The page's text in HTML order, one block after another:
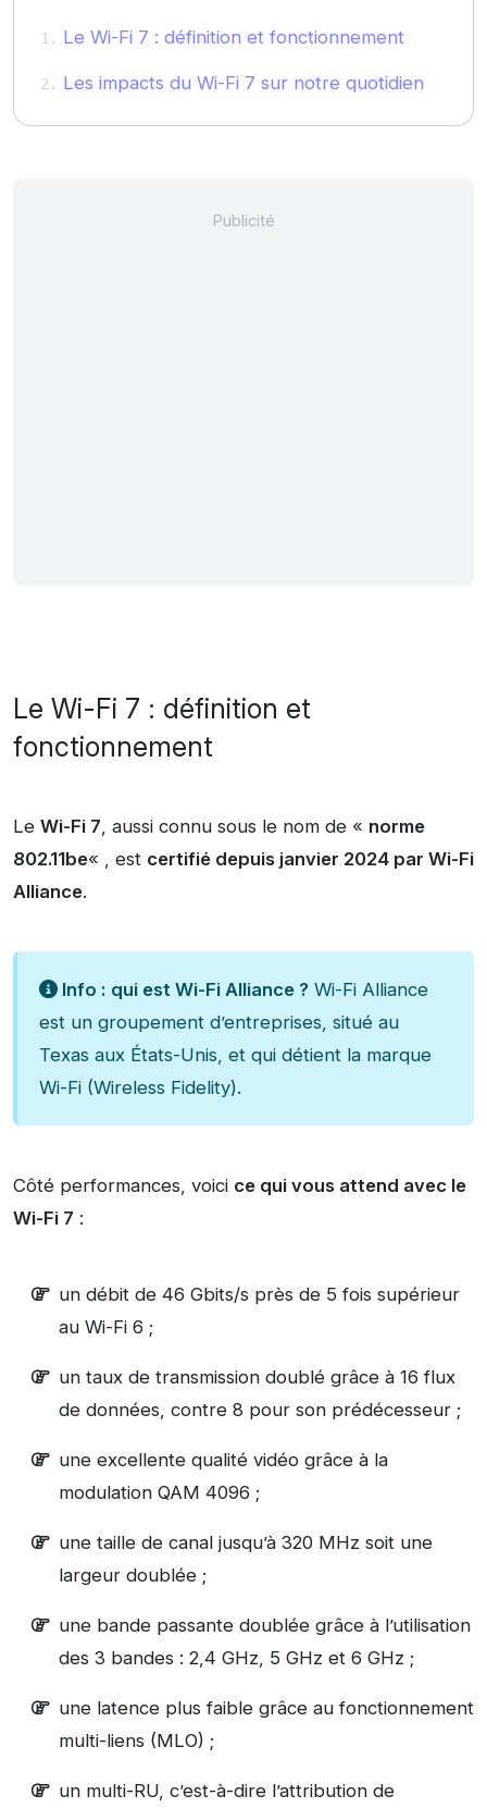
Le Wi-Fi 7 : définition et fonctionnement
Les impacts du Wi-Fi 7 sur notre quotidien
Le Wi-Fi 7 : définition et
fonctionnement
Le Wi-Fi 7, aussi connu sous le nom de « norme
802.11be« , est certifié depuis janvier 2024 par Wi-Fi
Alliance.
Info : qui est Wi-Fi Alliance ? Wi-Fi Alliance
est un groupement d’entreprises, situé au
Texas aux États-Unis, et qui détient la marque
Wi-Fi (Wireless Fidelity).
Côté performances, voici ce qui vous attend avec le
Wi-Fi 7 :
un débit de 46 Gbits/s près de 5 fois supérieur
au Wi-Fi 6 ;
un taux de transmission doublé grâce à 16 flux
de données, contre 8 pour son prédécesseur ;
une excellente qualité vidéo grâce à la
modulation QAM 4096 ;
une taille de canal jusqu’à 320 MHz soit une
largeur doublée ;
une bande passante doublée grâce à l’utilisation
des 3 bandes : 2,4 GHz, 5 GHz et 6 GHz ;
une latence plus faible grâce au fonctionnement
multi-liens (MLO) ;
un multi-RU, c’est-à-dire l’attribution de